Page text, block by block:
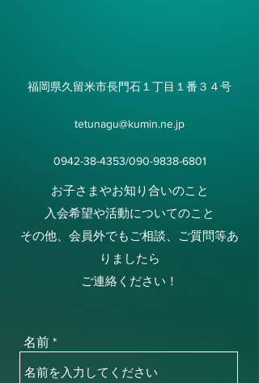
福岡県久留米市長門石１丁目１番３４号
tetunagu@kumin.ne.jp
0942-38-4353/090-9838-6801
お子さまやお知り合いのこと
入会希望や活動についてのこと
​その他、会員外でもご相談、ご質問等あ
りましたら
ご連絡ください！
名前